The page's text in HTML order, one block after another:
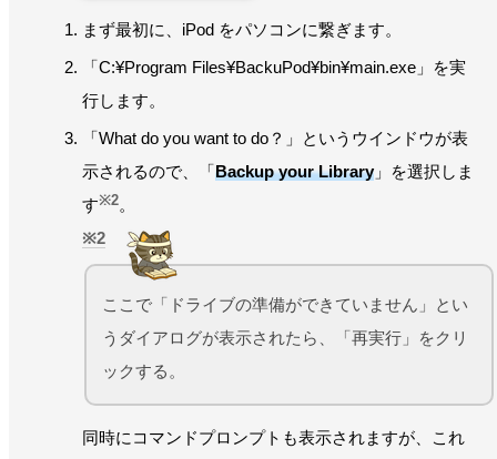
まず最初に、iPod をパソコンに繋ぎます。
「C:¥Program Files¥BackuPod¥bin¥main.exe」を実
行します。
「What do you want to do？」というウインドウが表
示されるので、「Backup your Library 」を選択しま
す※2。
2
ここで「ドライブの準備ができていません」とい
うダイアログが表示されたら、「再実行」をクリ
ックする。
同時にコマンドプロンプトも表示されますが、これ